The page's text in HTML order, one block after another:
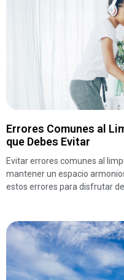
Errores Comunes al
que Debes Evitar
Evitar errores comunes al
mantener un espacio
estos errores para disfrutar